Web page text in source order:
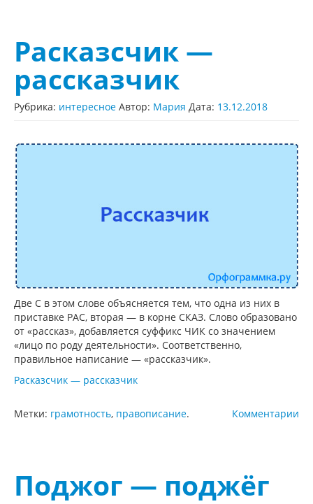
Расказсчик —
рассказчик
Рубрика: интересное Автор: Мария Дата: 13.12.2018
Две С в этом слове объясняется тем, что одна из них в
приставке РАС, вторая — в корне СКАЗ. Слово образовано
от «рассказ», добавляется суффикс ЧИК со значением
«лицо по роду деятельности». Соответственно,
правильное написание — «рассказчик».
Расказсчик — рассказчик
Комментарии
Метки: грамотность, правописание.
Поджог — поджёг